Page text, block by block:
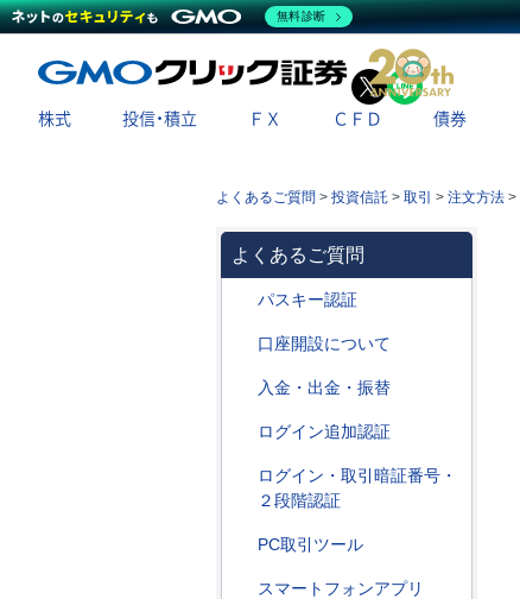
X
株式 投信・積立 ＦＸ ＣＦＤ 債券
よくあるご質問 > 投資信託 > 取引 > 注文方法 >
よくあるご質問
パスキー認証
口座開設について
入金・出金・振替
ログイン追加認証
ログイン・取引暗証番号・
２段階認証
PC取引ツール
スマートフォンアプリ
無料診断